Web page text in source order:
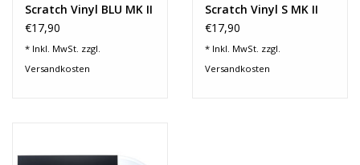
Traditionelle Instrumente
Scratch Vinyl BLU MK II
€17,90
* Inkl. MwSt. zzgl.
Versandkosten
Scratch Vinyl S MK II
€17,90
* Inkl. MwSt. zzgl.
Versandkosten